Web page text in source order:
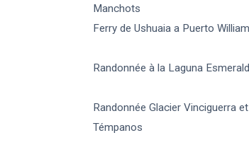
Manchots
Ferry de Ushuaia a Puerto
Randonnée à la Laguna
Randonnée Glacier Vinciguerra
Témpanos